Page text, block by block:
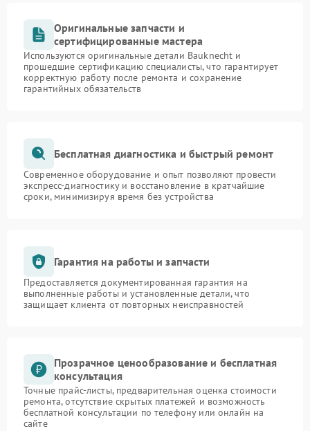
Оригинальные запчасти и
сертифицированные мастера
Используются оригинальные детали Bauknecht и
прошедшие сертификацию специалисты, что гарантирует
корректную работу после ремонта и сохранение
гарантийных обязательств
Бесплатная диагностика и быстрый ремонт
Современное оборудование и опыт позволяют провести
экспресс-диагностику и восстановление в кратчайшие
сроки, минимизируя время без устройства
Гарантия на работы и запчасти
Предоставляется документированная гарантия на
выполненные работы и установленные детали, что
защищает клиента от повторных неисправностей
Прозрачное ценообразование и бесплатная
консультация
Точные прайс-листы, предварительная оценка стоимости
ремонта, отсутствие скрытых платежей и возможность
бесплатной консультации по телефону или онлайн на
сайте